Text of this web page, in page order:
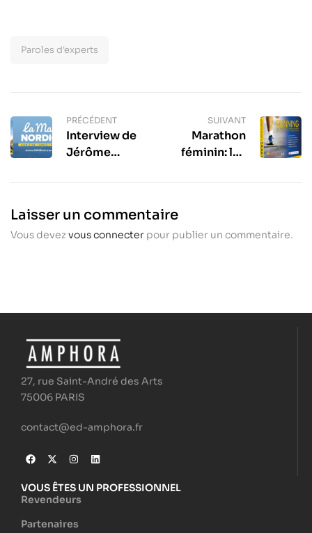
Paroles d'experts
PRÉCÉDENT
Interview de
Jérôme
marche
SUIVANT
Marathon
féminin: les
étaient
Michel Delore
Laisser un commentaire
Vous devezvous connecter pour publier un commentaire.
27, rue Saint-André des Arts
75006 PARIS
contact@ed-amphora.fr
VOUS ÊTES UN PROFESSIONNEL
Revendeurs
Partenaires